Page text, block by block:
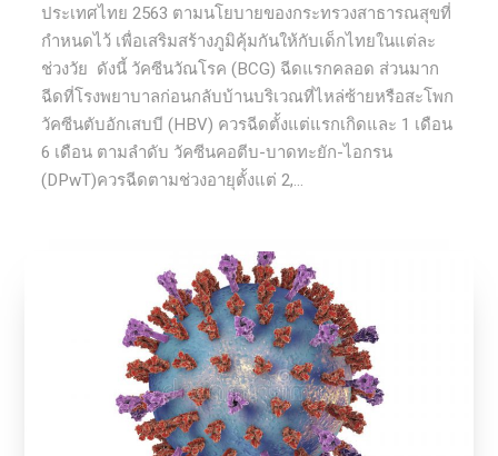
ประเทศไทย 2563 ตามนโยบายของกระทรวงสาธารณสุขที่
กำหนดไว้ เพื่อเสริมสร้างภูมิคุ้มกันให้กับเด็กไทยในแต่ละ
ช่วงวัย ดังนี้ วัคซีนวัณโรค (BCG) ฉีดแรกคลอด ส่วนมาก
ฉีดที่โรงพยาบาลก่อนกลับบ้านบริเวณที่ไหล่ซ้ายหรือสะโพก
วัคซีนตับอักเสบบี (HBV) ควรฉีดตั้งแต่แรกเกิดและ 1 เดือน
6 เดือน ตามลำดับ วัคซีนคอตีบ-บาดทะยัก-ไอกรน
(DPwT)ควรฉีดตามช่วงอายุตั้งแต่ 2,...